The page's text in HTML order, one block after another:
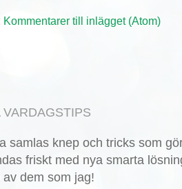
Kommentarer till inlägget (Atom)
VARDAGSTIPS
samlas knep och tricks som
friskt med nya smarta
av dem som jag!